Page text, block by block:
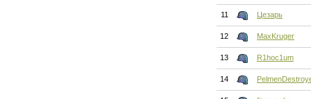
11 Цезарь
12 MaxKruger
13 R1hoc1um
14